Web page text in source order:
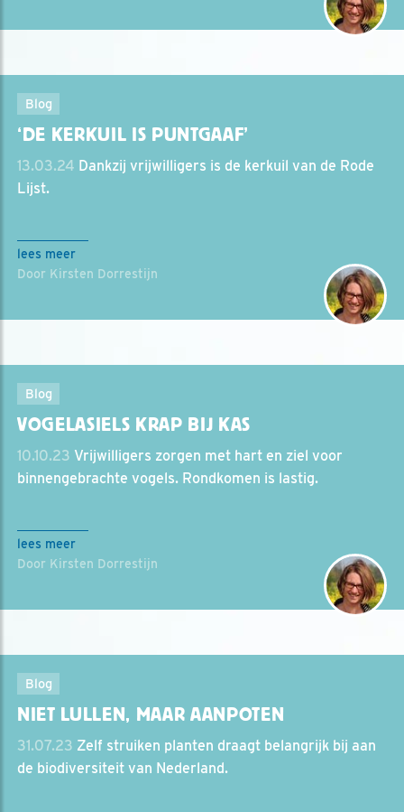
Blog
‘DE KERKUIL IS PUNTGAAF’
13.03.24 Dankzij vrijwilligers is de kerkuil van de Rode
Lijst.
lees meer
Door Kirsten Dorrestijn
Blog
VOGELASIELS KRAP BIJ KAS
10.10.23 Vrijwilligers zorgen met hart en ziel voor
binnengebrachte vogels. Rondkomen is lastig.
lees meer
Door Kirsten Dorrestijn
Blog
NIET LULLEN, MAAR AANPOTEN
31.07.23 Zelf struiken planten draagt belangrijk bij aan
de biodiversiteit van Nederland.